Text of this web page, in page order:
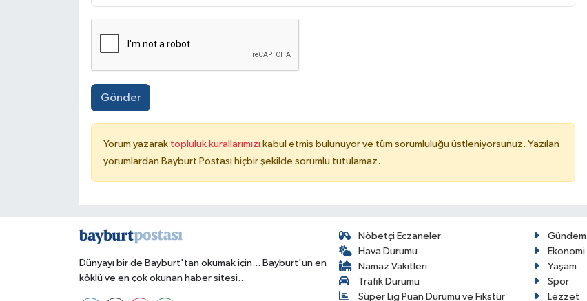
Gönder
Yorum yazarak topluluk kurallarımızı kabul etmiş bulunuyor ve tüm sorumluluğu üstleniyorsunuz. Yazılan
yorumlardan Bayburt Postası hiçbir şekilde sorumlu tutulamaz.
Dünyayı bir de Bayburt'tan okumak için... Bayburt'un en
köklü ve en çok okunan haber sitesi...
Nöbetçi Eczaneler
Hava Durumu
Namaz Vakitleri
Trafik Durumu
Süper Lig Puan Durumu ve Fikstür
Gündem
Ekonomi
Yaşam
Spor
Lezzet